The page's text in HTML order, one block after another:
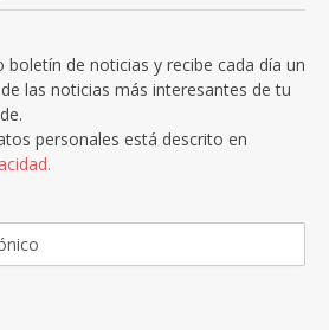
de noticias y recibe cada día un
las noticias más interesantes de tu
personales está descrito en